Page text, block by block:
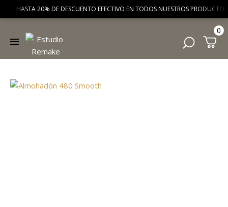
HASTA 20% DE DESCUENTO EFECTIVO EN TODOS NUESTROS
0